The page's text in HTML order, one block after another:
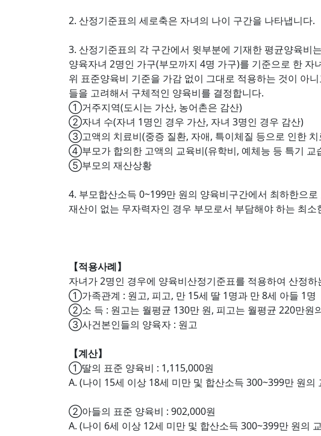
2. 산정기준표의 세로축은 자녀의 나이 구간을 나타냅니다.
3. 산정기준표의 각 구간에서 윗부분에 기재한 평균양육비
양육자녀 2명인 가구(부모까지 4명 가구)를 기준으로 한 자
위 표준양육비 기준을 가감 없이 그대로 적용하는 것이 아
들을 고려해서 구체적인 양육비를 결정합니다.
①거주지역(도시는 가산, 농어촌은 감산)
②자녀 수(자녀 1명인 경우 가산, 자녀 3명인 경우 감산)
③고액의 치료비(중증 질환, 자애, 특이체질 등으로 인한 치
④부모가 합의한 고액의 교육비(유학비, 예체능 등 특기 교
⑤부모의 재산상황
4. 부모합산소득 0~199만 원의 양육비구간에서 최하한으
재산이 없는 무자력자인 경우 부모로서 부담해야 하는 최
【적용사례】
자녀가 2명인 경우에 양육비산정기준표를 적용하여 산정하
①가족관계 : 원고, 피고, 만 15세 딸 1명과 만 8세 아들 1명
②소 득 : 원고는 월평균 130만 원, 피고는 월평균 220만원
③사건본인들의 양육자 : 원고
【계산】
①딸의 표준 양육비 : 1,115,000원
A. (나이 15세 이상 18세 미만 및 합산소득 300~399만 원의
②아들의 표준 양육비 : 902,000원
A. (나이 6세 이상 12세 미만 및 합산소득 300~399만 원의